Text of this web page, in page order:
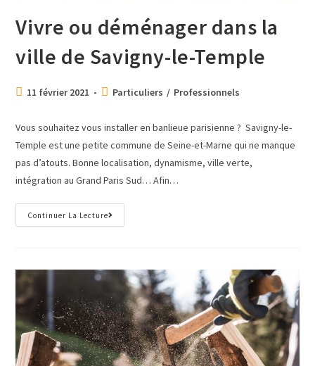
Vivre ou déménager dans la
ville de Savigny-le-Temple
11 février 2021 Particuliers / Professionnels
Vous souhaitez vous installer en banlieue parisienne ? Savigny-le-
Temple est une petite commune de Seine-et-Marne qui ne manque
pas d’atouts. Bonne localisation, dynamisme, ville verte,
intégration au Grand Paris Sud… Afin…
Continuer La Lecture